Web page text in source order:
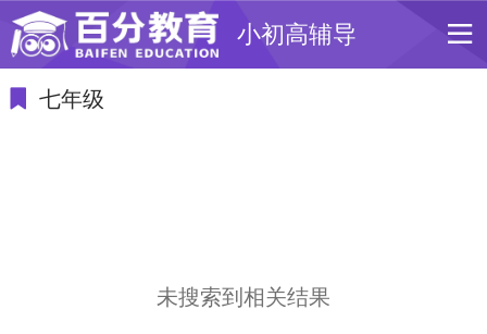
小初高辅导
七年级
未搜索到相关结果